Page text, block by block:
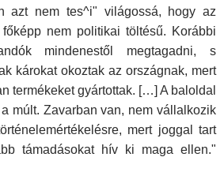
azt nem tes^i" vi­lágossá, hogy az
nem politikai töl­tésű. Korábbi
mindenestől megtagadni, s
károkat okoztak az országnak, mert
termékeket gyártottak. […] A baloldal
múlt. Zavarban van, nem vállalkozik
mert joggal tart
támadásokat hív ki maga ellen."